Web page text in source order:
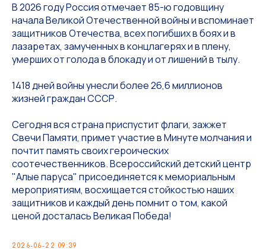
В 2026 году Россия отмечает 85-ю годовщину
начала Великой Отечественной войны и вспоминает
защитников Отечества, всех погибших в боях и в
лазаретах, замученных в концлагерях и в плену,
умерших от голода в блокаду и от лишений в тылу.
1418 дней войны унесли более 26,6 миллионов
жизней граждан СССР.
Сегодня вся страна приспустит флаги, зажжет
Свечи Памяти, примет участие в Минуте молчания и
почтит память своих героических
соотечественников. Всероссийский детский центр
"Алые паруса" присоединяется к мемориальным
мероприятиям, восхищается стойкостью наших
защитников и каждый день помнит о том, какой
ценой досталась Великая Победа!
2026-06-22 09:39